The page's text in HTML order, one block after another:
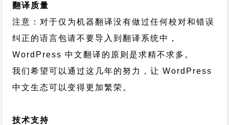
翻译质量
注意：对于仅为机器翻译没有做过任何校对和错误
纠正的语言包请不要导入到翻译系统中，
WordPress 中文翻译的原则 是求精不求多。
我们希望可以通过这几年的努力，让 WordPress
中文生态可以变得更加繁荣。
技术支持